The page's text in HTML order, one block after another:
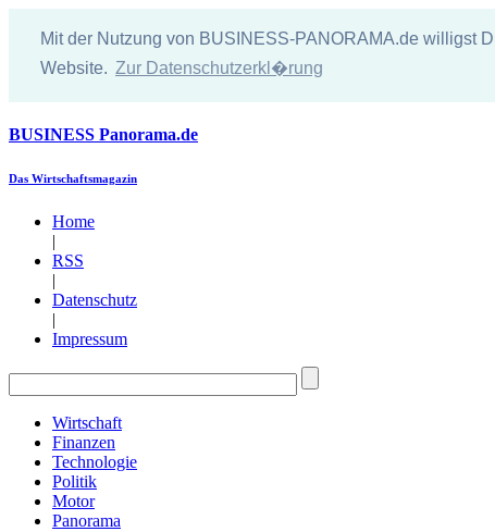
Mit der Nutzung von BUSINESS-PANORAMA.de willigst
Website. Zur Datenschutzerkl�rung
BUSINESS Panorama.de
Das Wirtschaftsmagazin
Home
|
RSS
|
Datenschutz
|
Impressum
Wirtschaft
Finanzen
Technologie
Politik
Motor
Panorama